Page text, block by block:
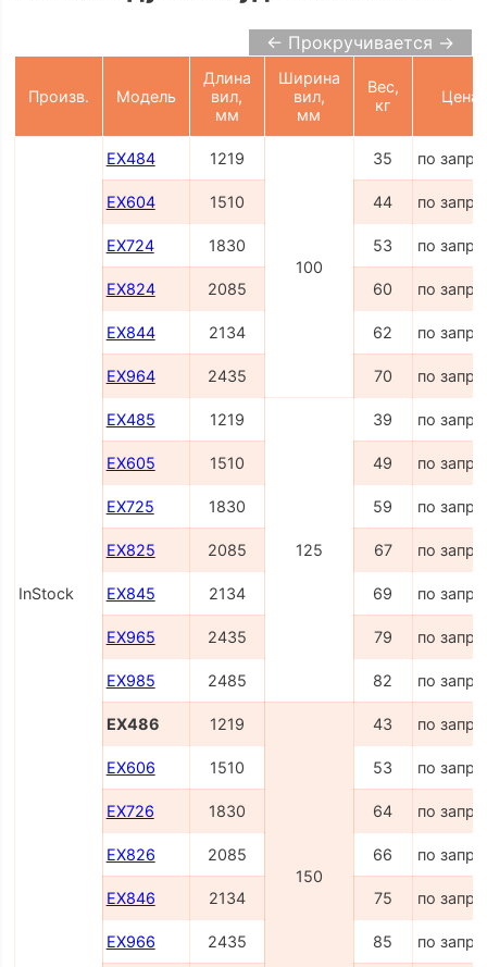
← Прокручивается →
Произв. Модель
Длина
вил,
мм
Ширина
вил,
мм
Вес,
кг
Цена
InStock
EX484 1219
100
35 по
EX604 1510 44 по
EX724 1830 53 по
EX824 2085 60 по
EX844 2134 62 по
EX964 2435 70 по
EX485 1219
125
39 по
EX605 1510 49 по
EX725 1830 59 по
EX825 2085 67 по
EX845 2134 69 по
EX965 2435 79 по
EX985 2485 82 по
EX486 1219
150
43 по
EX606 1510 53 по
EX726 1830 64 по
EX826 2085 66 по
EX846 2134 75 по
EX966 2435 85 по